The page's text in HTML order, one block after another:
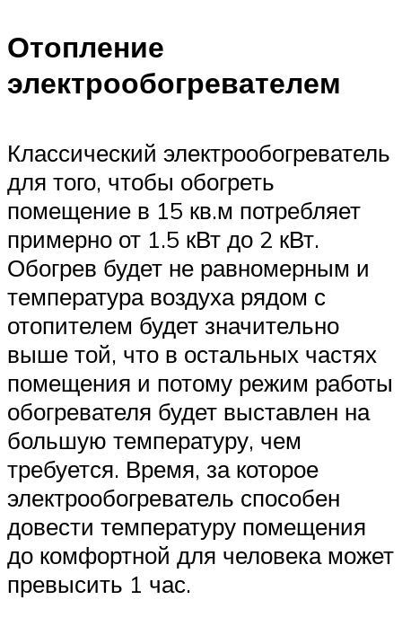
Отопление
электрообогревателем
Классический электрообогреватель
для того, чтобы обогреть
помещение в 15 кв.м потребляет
примерно от 1.5 кВт до 2 кВт.
Обогрев будет не равномерным и
температура воздуха рядом с
отопителем будет значительно
выше той, что в остальных частях
помещения и потому режим работы
обогревателя будет выставлен на
большую температуру, чем
требуется. Время, за которое
электрообогреватель способен
довести температуру помещения
до комфортной для человека может
превысить 1 час.